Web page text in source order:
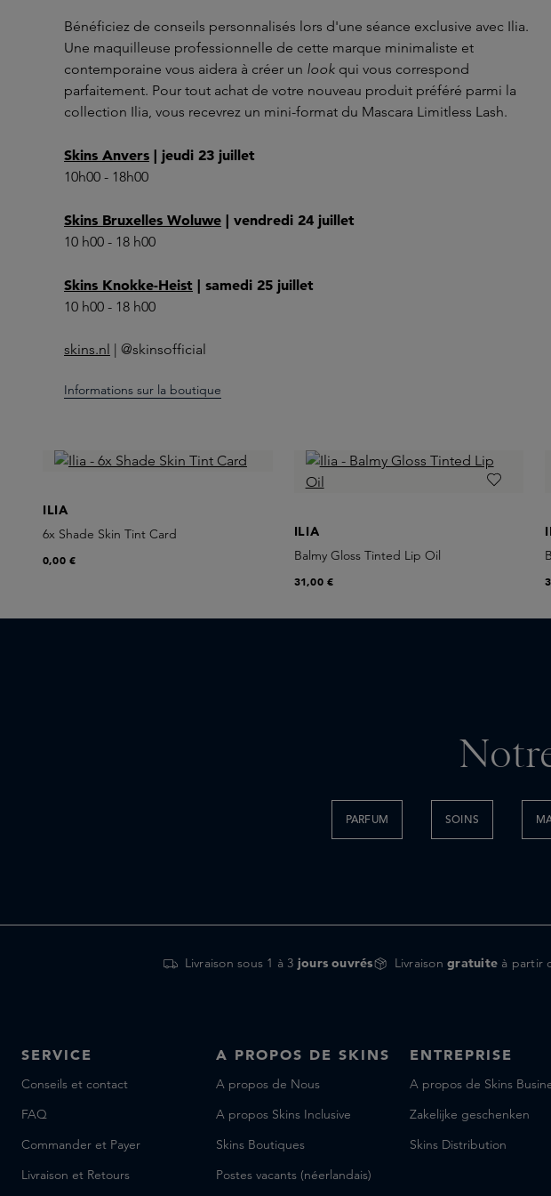
Bénéficiez de conseils personnalisés lors d'une séance exclusive avec Ilia.
Une maquilleuse professionnelle de cette marque minimaliste et
contemporaine vous aidera à créer un look qui vous correspond
parfaitement. Pour tout achat de votre nouveau produit préféré parmi la
collection Ilia, vous recevrez un mini-format du Mascara Limitless Lash.
Skins Anvers | jeudi 23 juillet
10h00 - 18h00
Skins Bruxelles Woluwe | vendredi 24 juillet
10 h00 - 18 h00
Skins Knokke-Heist | samedi 25 juillet
10 h00 - 18 h00
skins.nl | @skinsofficial
Informations sur la boutique
ILIA
6x Shade Skin Tint Card
0,00 €
ILIA
Balmy Gloss Tinted Lip Oil
31,00 €
PARFUM SOINS
Livraison sous 1 à 3 jours ouvrés Livraisongratuite à partir
SERVICE
Conseils et contact
FAQ
Commander et Payer
Livraison et Retours
A PROPOS DE SKINS
A propos de Nous
A propos Skins Inclusive
Skins Boutiques
Postes vacants (néerlandais)
ENTREPRISE
A propos de Skins
Zakelijke geschenken
Skins Distribution